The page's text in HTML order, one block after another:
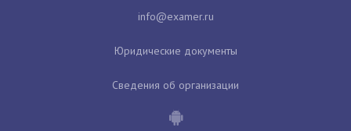
Юридические документы
Сведения об организации